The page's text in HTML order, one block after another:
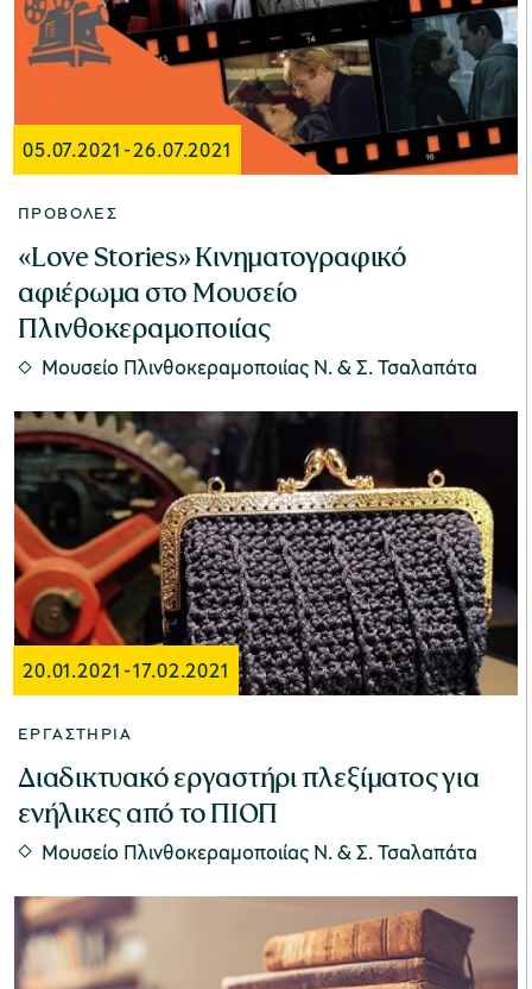
Μουσείο Μαρμαροτεχνίας
Μουσείο Περιβάλλοντος Στυμφαλίας
Μουσείο Μαστίχας Χίου
Μουσείο Αργυροτεχνίας
ομάδες
προγράμματα
εισιτηρίων
05.07.2021 -26.07.2021
ΠΡΟΒΟΛΈΣ
«Love Stories» Κινηματογραφικό
αφιέρωμα στο Μουσείο
Πλινθοκεραμοποιίας
Μουσείο Πλινθοκεραμοποιίας N. & Σ. Τσαλαπάτα
20.01.2021 -17.02.2021
ΕΡΓΑΣΤΉΡΙΑ
Διαδικτυακό εργαστήρι πλεξίματος για
ενήλικες από το ΠΙΟΠ
Μουσείο Πλινθοκεραμοποιίας N. & Σ. Τσαλαπάτα